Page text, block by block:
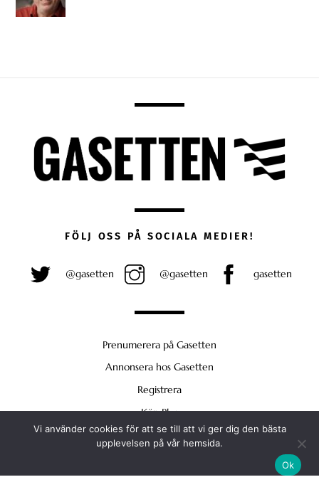
To
Top
FÖLJ OSS PÅ SOCIALA MEDIER!
@gasetten @gasetten gasetten
Prenumerera på Gasetten
Annonsera hos Gasetten
Registrera
Köp Plus
Vi använder cookies för att se till att vi ger dig den bästa
upplevelsen på vår hemsida.
Ok